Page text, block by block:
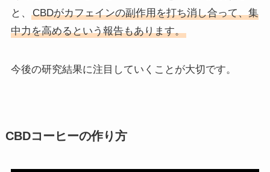
と、
CBDがカフェインの副作用を打ち消し合って、集
中力を高めるという報告もあります。
今後の研究結果に注目していくことが大切です。
CBDコーヒーの作り方